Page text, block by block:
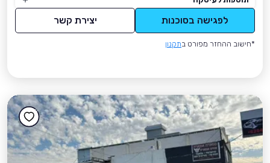
לפגישה בסוכנות יצירת קשר
*חישוב ההחזר מפורט בתקנון